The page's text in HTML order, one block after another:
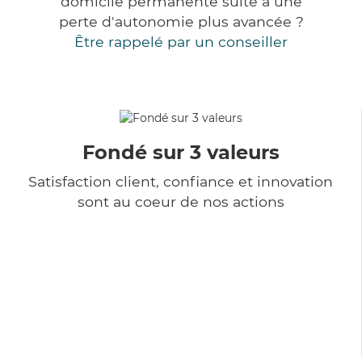
perte d'autonomie plus avancée ?
Être rappelé par un conseiller
Fondé sur 3 valeurs
Satisfaction client, confiance et innovation
sont au coeur de nos actions